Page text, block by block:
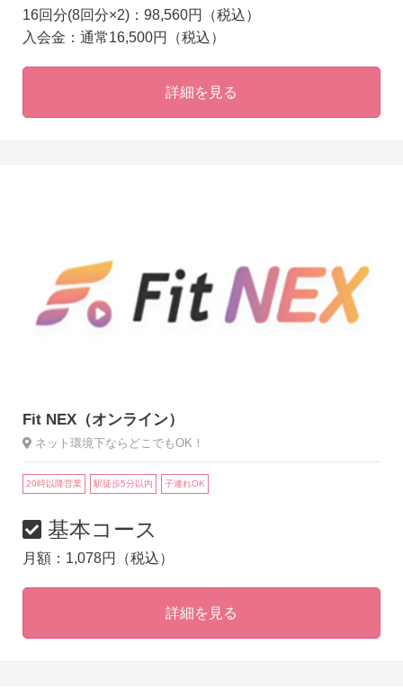
16回分(8回分×2)：98,560円（税込）
入会金：通常16,500円（税込）
詳細を見る
Fit NEX（オンライン）
ネット環境下ならどこでもOK！
20時以降営業 駅徒歩5分以内 子連れOK
基本コース
月額：1,078円（税込）
詳細を見る